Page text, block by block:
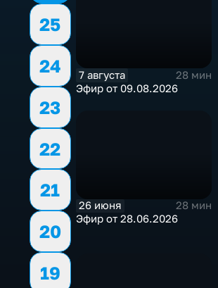
25
24
23
22
21
20
19
7 августа
28 мин
Эфир от 09.08.2026
26 июня
28 мин
Эфир от 28.06.2026